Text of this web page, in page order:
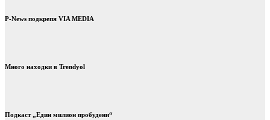
P-News подкрепя VIA MEDIA
Много находки в Trendyol
Подкаст „Един милион пробудени“